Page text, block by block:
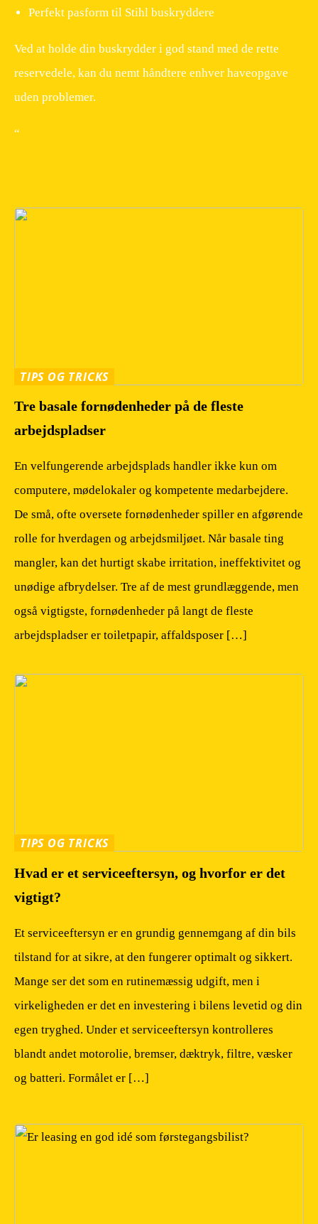
Perfekt pasform til Stihl buskryddere
Ved at holde din buskrydder i god stand med de rette
reservedele, kan du nemt håndtere enhver haveopgave
uden problemer.
“
TIPS OG TRICKS
Tre basale fornødenheder på de fleste
arbejdspladser
En velfungerende arbejdsplads handler ikke kun om
computere, mødelokaler og kompetente medarbejdere.
De små, ofte oversete fornødenheder spiller en afgørende
rolle for hverdagen og arbejdsmiljøet. Når basale ting
mangler, kan det hurtigt skabe irritation, ineffektivitet og
unødige afbrydelser. Tre af de mest grundlæggende, men
også vigtigste, fornødenheder på langt de fleste
arbejdspladser er toiletpapir, affaldsposer […]
TIPS OG TRICKS
Hvad er et serviceeftersyn, og hvorfor er det
vigtigt?
Et serviceeftersyn er en grundig gennemgang af din bils
tilstand for at sikre, at den fungerer optimalt og sikkert.
Mange ser det som en rutinemæssig udgift, men i
virkeligheden er det en investering i bilens levetid og din
egen tryghed. Under et serviceeftersyn kontrolleres
blandt andet motorolie, bremser, dæktryk, filtre, væsker
og batteri. Formålet er […]